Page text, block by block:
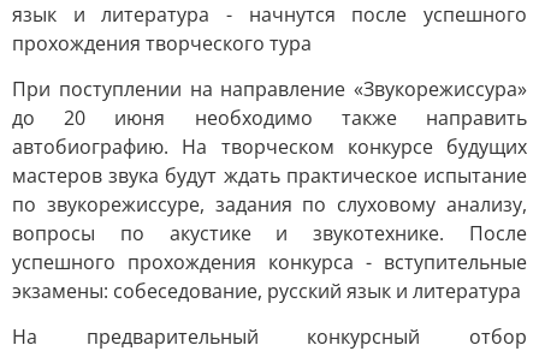
язык и литература - начнутся после успешного
прохождения творческого тура
При поступлении на направление «Звукорежиссура»
до 20 июня необходимо также направить
автобиографию. На творческом конкурсе будущих
мастеров звука будут ждать практическое испытание
по звукорежиссуре, задания по слуховому анализу,
вопросы по акустике и звукотехнике. После
успешного прохождения конкурса - вступительные
экзамены: собеседование, русский язык и литература
На предварительный конкурсный отбор